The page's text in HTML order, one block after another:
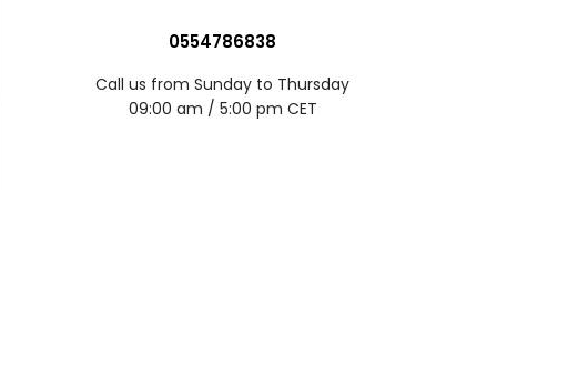
0554786838
Call us from Sunday to Thursday
09:00 am / 5:00 pm CET